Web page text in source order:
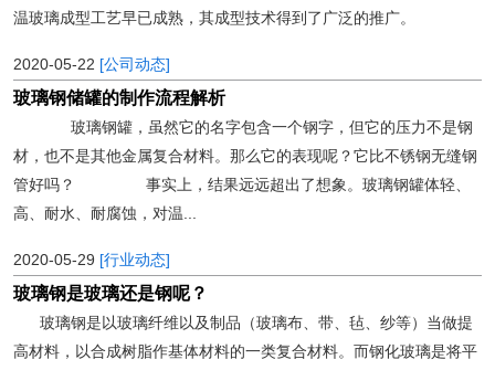
温玻璃成型工艺早已成熟，其成型技术得到了广泛的推广。
2020-05-22 [公司动态]
玻璃钢储罐的制作流程解析
玻璃钢罐，虽然它的名字包含一个钢字，但它的压力不是钢
材，也不是其他金属复合材料。那么它的表现呢？它比不锈钢无缝钢
管好吗？ 事实上，结果远远超出了想象。玻璃钢罐体轻、
高、耐水、耐腐蚀，对温...
2020-05-29 [行业动态]
玻璃钢是玻璃还是钢呢？
玻璃钢是以玻璃纤维以及制品（玻璃布、带、毡、纱等）当做提
高材料，以合成树脂作基体材料的一类复合材料。而钢化玻璃是将平